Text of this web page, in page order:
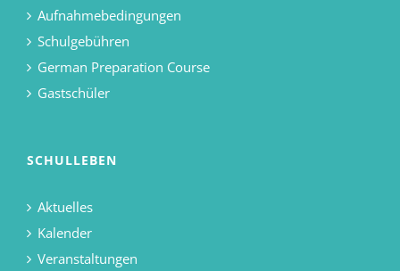
Aufnahmebedingungen
Schulgebühren
German Preparation Course
Gastschüler
SCHULLEBEN
Aktuelles
Kalender
Veranstaltungen